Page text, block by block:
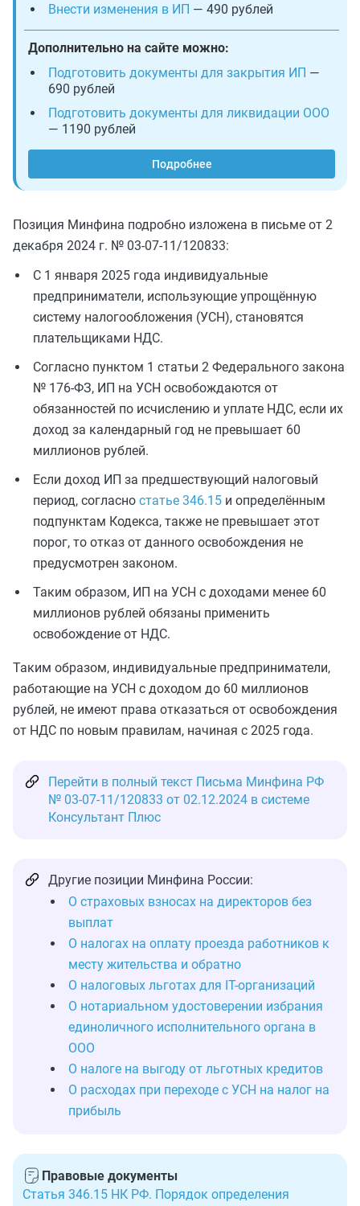
Внести изменения в ИП — 490 рублей
Дополнительно на сайте можно:
Подготовить документы для закрытия ИП —
690 рублей
Подготовить документы для ликвидации ООО
— 1190 рублей
Подробнее
Позиция Минфина подробно изложена в письме от 2
декабря 2024 г. № 03-07-11/120833:
С 1 января 2025 года индивидуальные
предприниматели, использующие упрощённую
систему налогообложения (УСН), становятся
плательщиками НДС.
Согласно пунктом 1 статьи 2 Федерального закона
№ 176-ФЗ, ИП на УСН освобождаются от
обязанностей по исчислению и уплате НДС, если их
доход за календарный год не превышает 60
миллионов рублей.
Если доход ИП за предшествующий налоговый
период, согласно статье 346.15 и определённым
подпунктам Кодекса, также не превышает этот
порог, то отказ от данного освобождения не
предусмотрен законом.
Таким образом, ИП на УСН с доходами менее 60
миллионов рублей обязаны применить
освобождение от НДС.
Таким образом, индивидуальные предприниматели,
работающие на УСН с доходом до 60 миллионов
рублей, не имеют права отказаться от освобождения
от НДС по новым правилам, начиная с 2025 года.
Перейти в полный текст Письма Минфина РФ
№ 03-07-11/120833 от 02.12.2024 в системе
Консультант Плюс
Другие позиции Минфина России:
О страховых взносах на директоров без
выплат
О налогах на оплату проезда работников к
месту жительства и обратно
О налоговых льготах для IT-организаций
О нотариальном удостоверении избрания
единоличного исполнительного органа в
ООО
О налоге на выгоду от льготных кредитов
О расходах при переходе с УСН на налог на
прибыль
Правовые документы
Статья 346.15 НК РФ. Порядок определения